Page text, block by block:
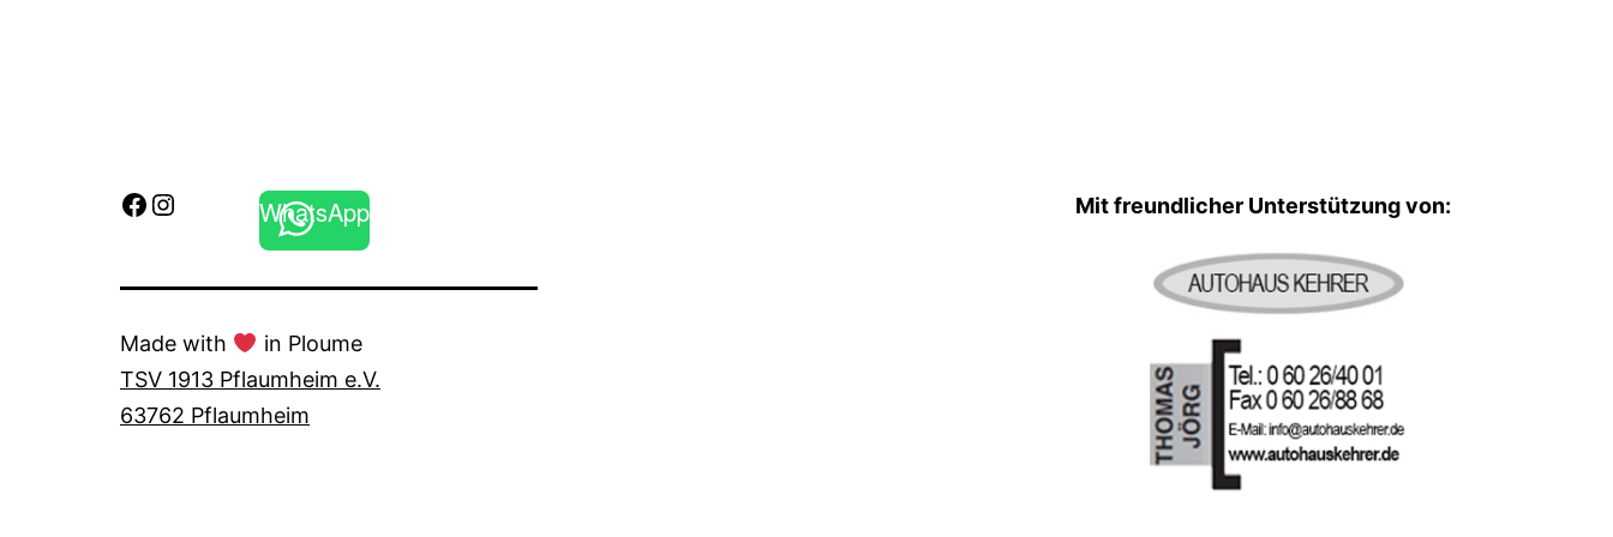
Facebook
InstagramWhatsApp
Made with
in Ploume
TSV 1913 Pflaumheim e.V.
63762 Pflaumheim
Mit freundlicher Unterstützung von: